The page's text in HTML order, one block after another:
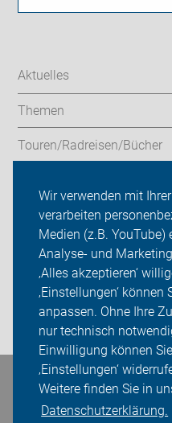
Wir verwenden mit
verarbeiten
Medien (z.B.
Analyse- und
‚Alles akzeptieren‘
‚Einstellungen‘ können
anpassen. Ohne Ihre
nur technisch
Einwilligung können
‚Einstellungen‘
Weitere finden Sie in
Datenschutzerklärung.
Aktuelles
Themen
Touren/Radreisen/Bücher
ADFC Leverkusen
Sei dabei
Presse
Login
Bleiben Sie in Kontakt